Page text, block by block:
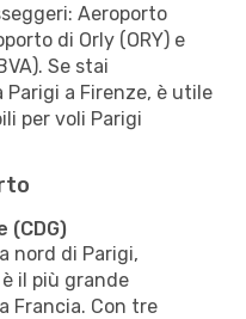
Aeroporto
di Orly (ORY) e
Se stai
a Firenze, è utile
per voli Parigi
(CDG)
nord di Parigi,
il più grande
Francia. Con tre